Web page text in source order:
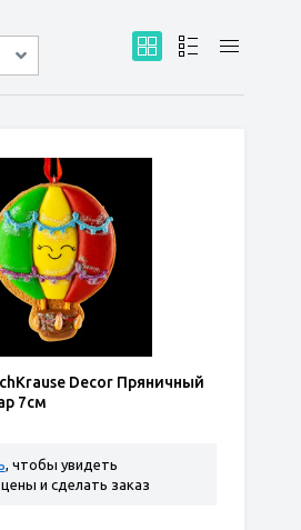
Decor Пряничный
7см
, чтобы увидеть
и сделать заказ